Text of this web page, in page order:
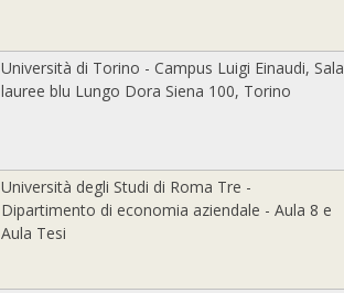
Università di Torino - Campus Luigi Einaudi, Sala
lauree blu Lungo Dora Siena 100, Torino
Università degli Studi di Roma Tre -
Dipartimento di economia aziendale - Aula 8 e
Aula Tesi